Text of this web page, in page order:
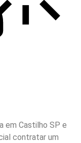
em Castilho SP e
contratar um